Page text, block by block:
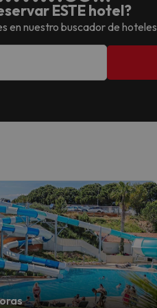
ESTE hotel?
en nuestro buscador de hoteles